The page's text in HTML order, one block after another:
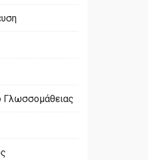
Γλωσσομάθειας